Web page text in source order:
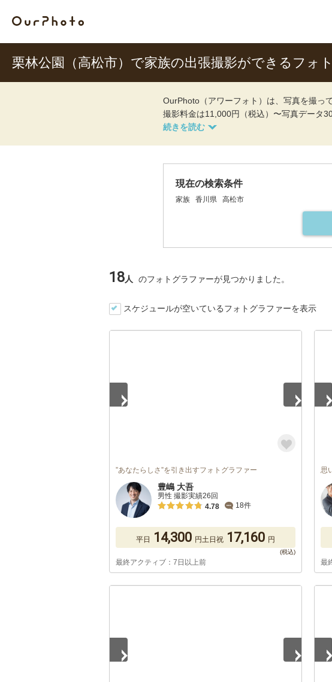
栗林公園（高松市）で家族の出張撮影ができるフォ
OurPhoto（アワーフォト）は、写真を撮っ
撮影料金は11,000円（税込）〜写真データ
現在の検索条件
家族 香川県 高松市
18人 のフォトグラファーが見つかりました。
スケジュールが空いているフォトグラファーを表示
”あなたらしさ”を引き出すフォトグラファー
豊嶋 大吾
男性 撮影実績26回
4.78
18件
平日 14,300 円土日祝 17,160 円
最終アクティブ：7日以上前
思
最